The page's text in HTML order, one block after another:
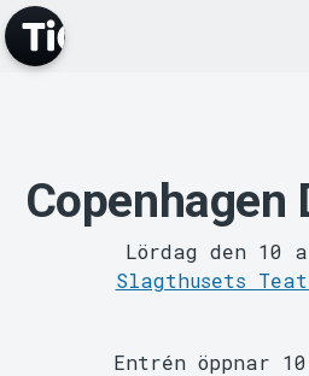
Copenhagen
Lördag den 10
Slagthusets
Entrén öppnar